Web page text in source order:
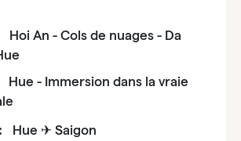
Hoi An - Cols de nuages - Da
Hue - Immersion dans la vraie
Hue ✈ Saigon